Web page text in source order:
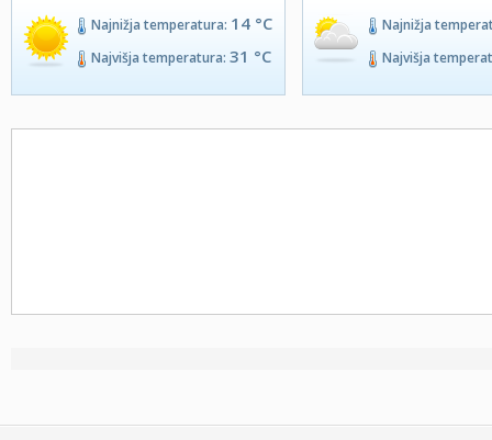
Najnižja temperatura: 14 °C
Najvišja temperatura: 31 °C
Najnižja
Najvišja